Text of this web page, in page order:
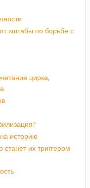
«штабы по борьбе с
цирка,
историю
их триггером